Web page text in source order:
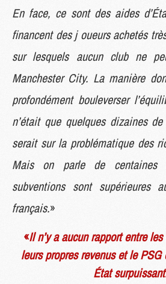
En face, ce sont des aides
financent des j oueurs achetés
sur lesquels aucun club ne
Manchester City. La manière
profondément bouleverser
n’était que quelques dizaines
serait sur la problématique des
Mais on parle de
subventions sont supérieures
français.»
«Il n’y a aucun rapport entre
leurs propres revenus et le PSG
État